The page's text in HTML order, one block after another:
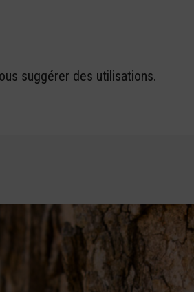
suggérer des utilisations.